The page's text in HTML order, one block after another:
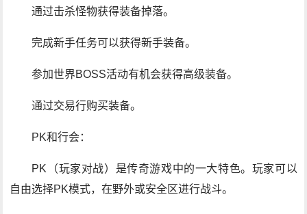
通过击杀怪物获得装备掉落。
完成新手任务可以获得新手装备。
参加世界BOSS活动有机会获得高级装备。
通过交易行购买装备。
PK和行会：
PK（玩家对战）是传奇游戏中的一大特色。玩家可以
自由选择PK模式，在野外或安全区进行战斗。